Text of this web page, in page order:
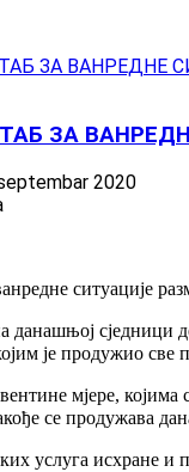
ЗА
2020
ситуације
данашњој сједници
је продужио
мјере,
се продужава
услуга исхране и